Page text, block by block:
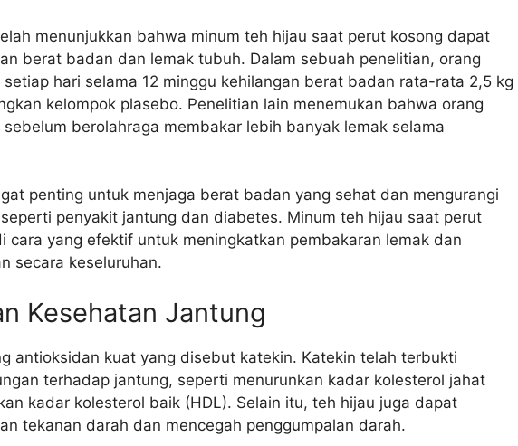
menunjukkan bahwa minum teh hijau saat perut kosong dapat
berat badan dan lemak tubuh. Dalam sebuah penelitian, orang
hari selama 12 minggu kehilangan berat badan rata-rata 2,5 kg
kelompok plasebo. Penelitian lain menemukan bahwa orang
berolahraga membakar lebih banyak lemak selama
penting untuk menjaga berat badan yang sehat dan mengurangi
penyakit jantung dan diabetes. Minum teh hijau saat perut
cara yang efektif untuk meningkatkan pembakaran lemak dan
secara keseluruhan.
Kesehatan Jantung
antioksidan kuat yang disebut katekin. Katekin telah terbukti
terhadap jantung, seperti menurunkan kadar kolesterol jahat
kadar kolesterol baik (HDL). Selain itu, teh hijau juga dapat
tekanan darah dan mencegah penggumpalan darah.